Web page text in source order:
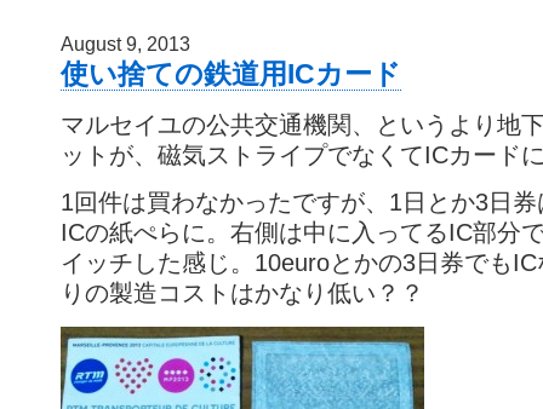
August 9, 2013
使い捨ての鉄道用ICカード
マルセイユの公共交通機関、というより地
ットが、磁気ストライプでなくてICカード
1回件は買わなかったですが、1日とか3日
ICの紙ぺらに。右側は中に入ってるIC部分
イッチした感じ。10euroとかの3日券でも
りの製造コストはかなり低い？？